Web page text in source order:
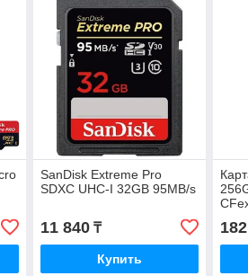
SanDisk Extreme Pro
SDXC UHC-I 32GB 95MB/s
11 840₸
Купить